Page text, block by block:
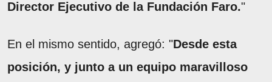
Director Ejecutivo de la Fundación Faro."
En el mismo sentido, agregó: "Desde esta
posición, y junto a un equipo maravilloso